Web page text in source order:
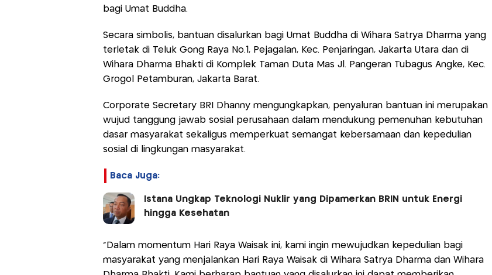
bagi Umat Buddha.
Secara simbolis, bantuan disalurkan bagi Umat Buddha di Wihara Satrya Dharma yang
terletak di Teluk Gong Raya No.1, Pejagalan, Kec. Penjaringan, Jakarta Utara dan di
Wihara Dharma Bhakti di Komplek Taman Duta Mas Jl. Pangeran Tubagus Angke, Kec.
Grogol Petamburan, Jakarta Barat.
Corporate Secretary BRI Dhanny mengungkapkan, penyaluran bantuan ini merupakan
wujud tanggung jawab sosial perusahaan dalam mendukung pemenuhan kebutuhan
dasar masyarakat sekaligus memperkuat semangat kebersamaan dan kepedulian
sosial di lingkungan masyarakat.
Baca Juga:
Istana Ungkap Teknologi Nuklir yang Dipamerkan BRIN untuk Energi
hingga Kesehatan
"Dalam momentum Hari Raya Waisak ini, kami ingin mewujudkan kepedulian bagi
masyarakat yang menjalankan Hari Raya Waisak di Wihara Satrya Dharma dan Wihara